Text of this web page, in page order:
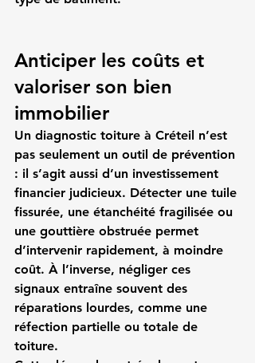
Anticiper les coûts et
valoriser son bien
immobilier
Un diagnostic toiture à Créteil n’est
pas seulement un outil de prévention
: il s’agit aussi d’un investissement
financier judicieux. Détecter une tuile
fissurée, une étanchéité fragilisée ou
une gouttière obstruée permet
d’intervenir rapidement, à moindre
coût. À l’inverse, négliger ces
signaux entraîne souvent des
réparations lourdes, comme une
réfection partielle ou totale de
toiture.